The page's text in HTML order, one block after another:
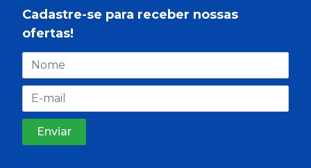
Cadastre-se para receber nossas
ofertas!